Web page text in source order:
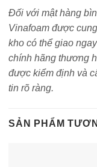
Đối với mật hàng
Vinafoam được
kho có thể giao
chính hãng thương
được kiểm định và
tin rõ ràng.
SẢN PHẨM